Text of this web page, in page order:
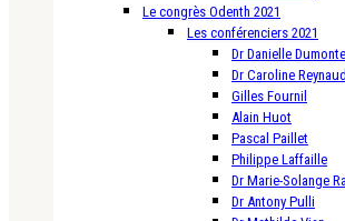
Le congrès Odenth 2021
Les conférenciers 2021
Dr Danielle
Dr Caroline Reynaud
Gilles Fournil
Alain Huot
Pascal Paillet
Philippe Laffaille
Dr Marie-Solange
Dr Antony Pulli